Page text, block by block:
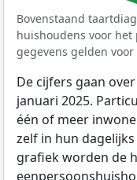
Bovenstaand
huishoudens voor het
gegevens gelden voor
De cijfers gaan
januari 2025.
één of meer
zelf in hun
grafiek worden de